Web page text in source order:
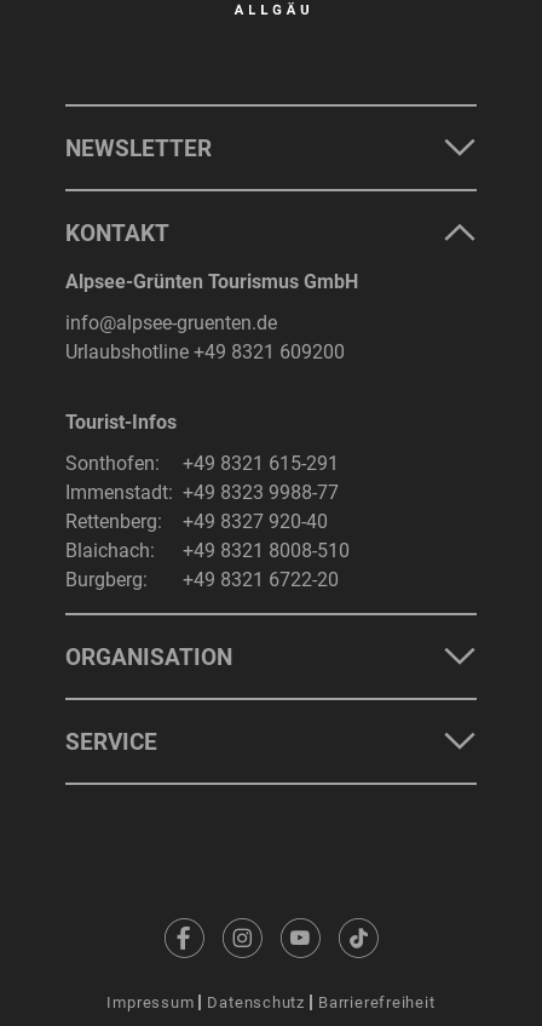
NEWSLETTER
KONTAKT
Alpsee-Grünten Tourismus GmbH
info@alpsee-gruenten.de
Urlaubshotline +49 8321 609200
Tourist-Infos
Sonthofen:
+49 8321 615-291
Immenstadt: +49 8323 9988-77
Rettenberg:
+49 8327 920-40
Blaichach:
+49 8321 8008-510
Burgberg:
+49 8321 6722-20
ORGANISATION
SERVICE
Impressum Datenschutz Barrierefreiheit